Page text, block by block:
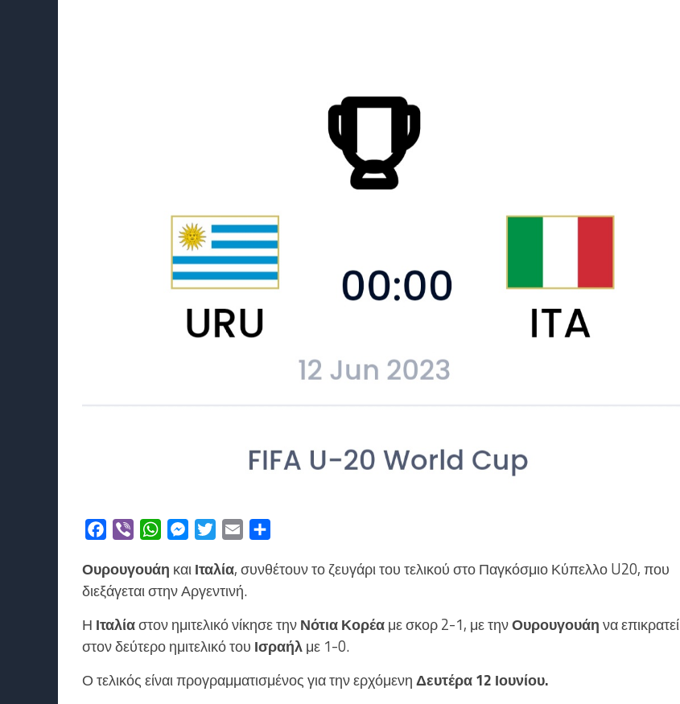
Facebook
Viber WhatsAppMessengerTwitterEmail
Ουρουγουάη καιΙταλία, συνθέτουν το ζευγάρι του τελικού στο Παγκόσμιο Κύπελλο U20, που
διεξάγεται στην Αργεντινή.
Η Ιταλίαστον ημιτελικό νίκησε τηνΝότιαΚορέαμε σκορ 2-1, με τηνΟυρουγουάηνα επικρατεί
στον δεύτερο ημιτελικό του Ισραήλμε 1-0.
Ο τελικός είναι προγραμματισμένος για την ερχόμενηΔευτέρα 12 Ιουνίου.